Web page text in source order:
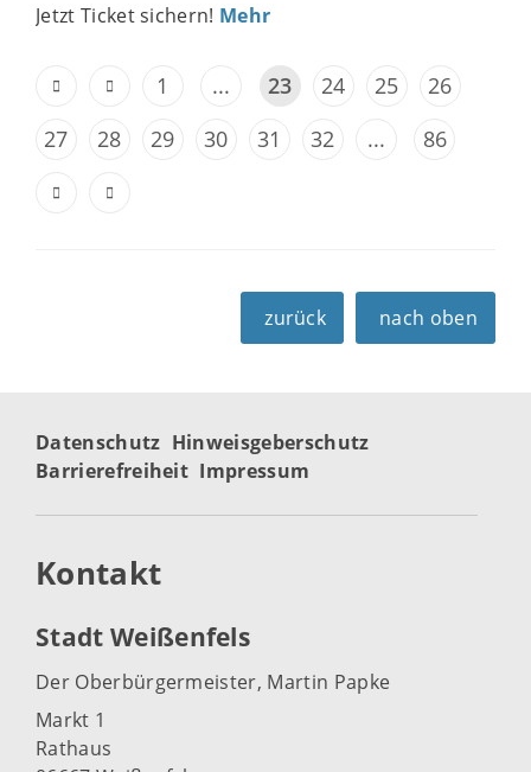
Jetzt Ticket sichern! Mehr
1 ... 23 24 25
26
27
28 29 30 31 32 ... 86
zurück nach oben
Datenschutz Hinweisgeberschutz
Barrierefreiheit Impressum
Kontakt
Stadt Weißenfels
Der Oberbürgermeister, Martin Papke
Markt 1
Rathaus